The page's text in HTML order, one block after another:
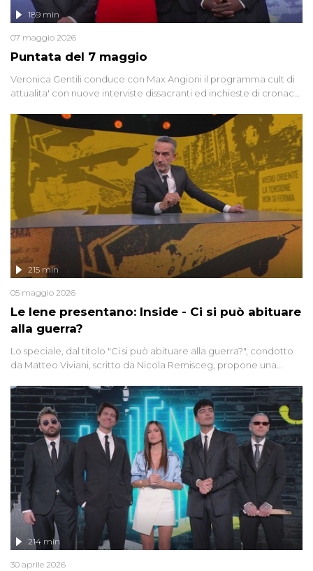
Puntata del 7 maggio
189 min
07 maggio 2026
Veronica Gentili conduce con Max Angioni il programma cult di
attualita' con nuove interviste dissacranti ed inchieste di cronaca
Le Iene presentano: Inside - Ci si può abituare
alla guerra?
215 min
05 maggio 2026
Lo speciale, dal titolo "Ci si può abituare alla guerra?", condotto
da Matteo Viviani, scritto da Nicola Remisceg, propone una
di settore - su quanto la guerra sia diventata una realtà pervasiva.
Anche se l'Italia non è direttamente coinvolta in conflitti armati, il
contesto globale rende impossibile considerarla un fenomeno
lontano.
214 min
30 aprile 2026